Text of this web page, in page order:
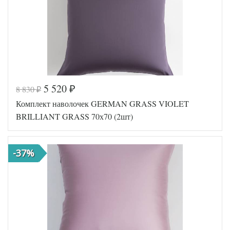
Код товара
561-640
Артикул
GG-16707
0
Ткань
Сатин
Размер
наволочек
70х70
(2шт)
Производитель
(Австрия)
8 830₽ 5 520 ₽
Комплект наволочек GERMAN GRASS VIOLET
BRILLIANT GRASS 70х70 (2шт)
-37%